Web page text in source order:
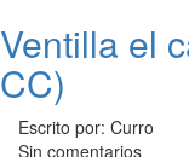
Ventilla el
CC)
Escrito por: Curro
Sin comentarios